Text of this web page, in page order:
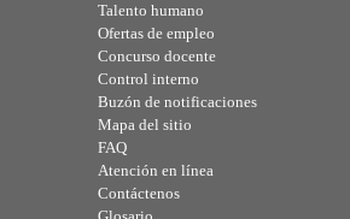
Talento humano
Ofertas de empleo
Concurso docente
Control interno
Buzón de notificaciones
Mapa del sitio
FAQ
Atención en línea
Contáctenos